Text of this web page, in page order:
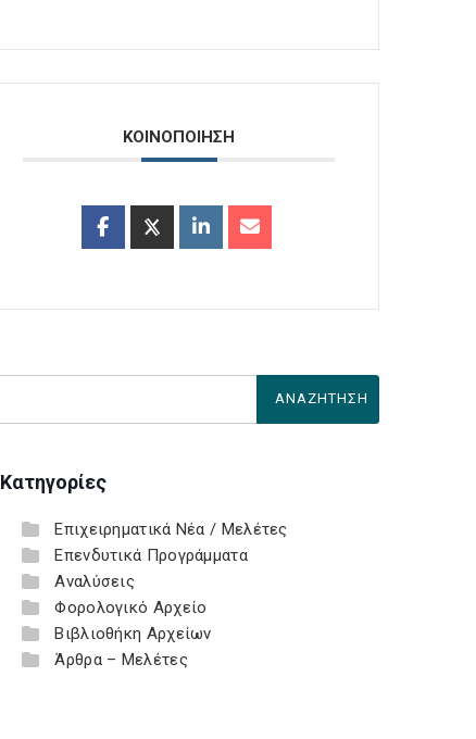
ΚΟΙΝΟΠΟΙΗΣΗ
Κατηγορίες
Επιχειρηματικά Νέα / Μελέτες
Επενδυτικά Προγράμματα
Αναλύσεις
Φορολογικό Αρχείο
Βιβλιοθήκη Αρχείων
Άρθρα – Μελέτες